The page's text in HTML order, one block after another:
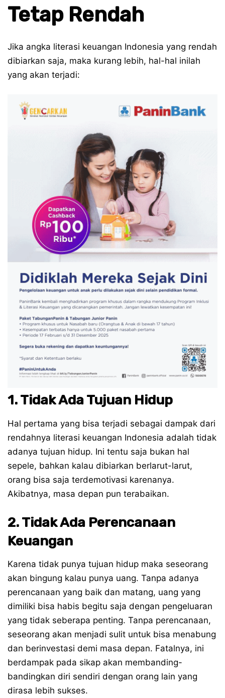
Tetap Rendah
Jika angka literasi keuangan Indonesia yang rendah
dibiarkan saja, maka kurang lebih, hal-hal inilah
yang akan terjadi:
1. Tidak Ada Tujuan Hidup
Hal pertama yang bisa terjadi sebagai dampak dari
rendahnya literasi keuangan Indonesia adalah tidak
adanya tujuan hidup. Ini tentu saja bukan hal
sepele, bahkan kalau dibiarkan berlarut-larut,
orang bisa saja terdemotivasi karenanya.
Akibatnya, masa depan pun terabaikan.
2. Tidak Ada Perencanaan
Keuangan
Karena tidak punya tujuan hidup maka seseorang
akan bingung kalau punya uang. Tanpa adanya
perencanaan yang baik dan matang, uang yang
dimiliki bisa habis begitu saja dengan pengeluaran
yang tidak seberapa penting. Tanpa perencanaan,
seseorang akan menjadi sulit untuk bisa menabung
dan berinvestasi demi masa depan. Fatalnya, ini
berdampak pada sikap akan membanding-
bandingkan diri sendiri dengan orang lain yang
dirasa lebih sukses.